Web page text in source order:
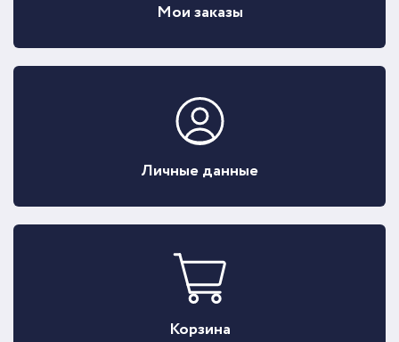
Мои заказы
Личные данные
Корзина